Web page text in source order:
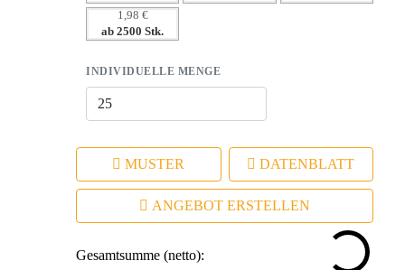
1,98 €
ab 2500 Stk.
INDIVIDUELLE MENGE
MUSTER DATENBLATT
ANGEBOT ERSTELLEN
Gesamtsumme (netto):